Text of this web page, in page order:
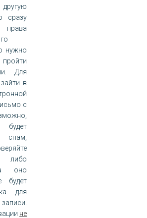
сразу
права
нужно
Для
в
с
спам,
либо
оно
будет
для
не